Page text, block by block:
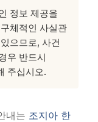
정보 제공을
체적인 사실관
으므로, 사건
우 반드시
주십시오.
내는 조지아 한